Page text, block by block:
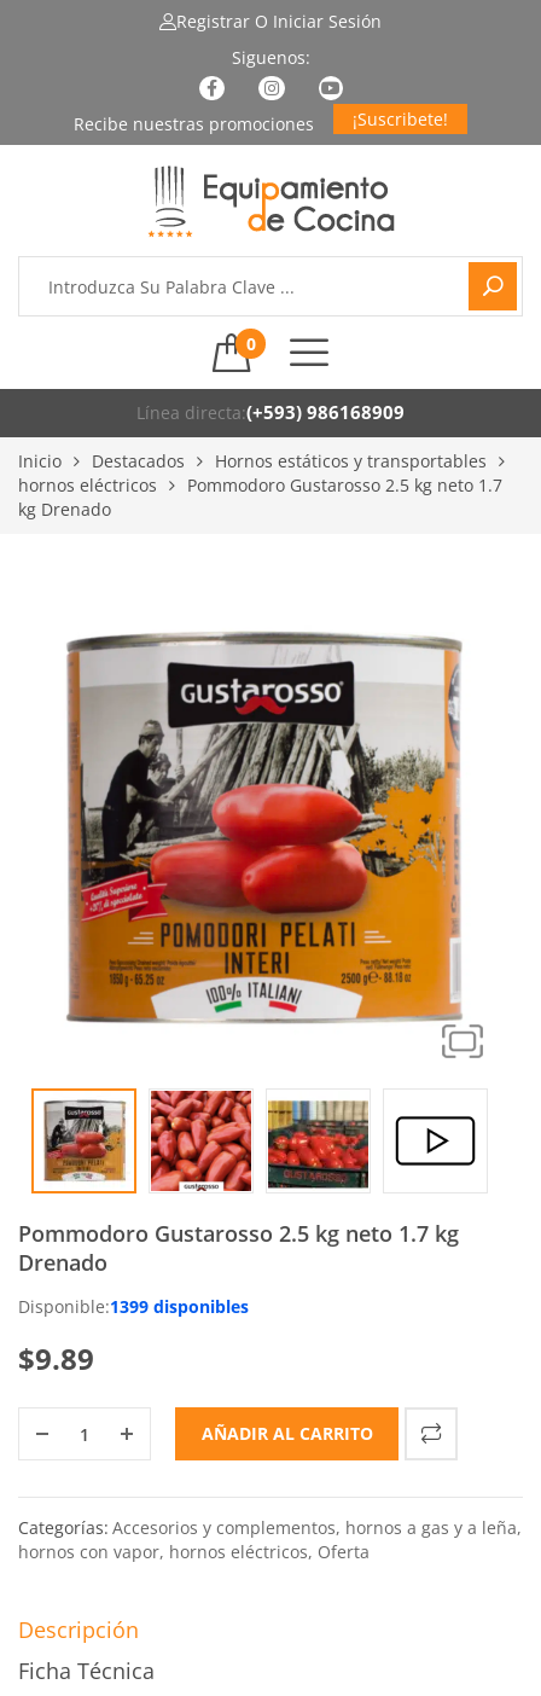
Registrar O Iniciar Sesión
¡Suscribete!
0
Línea directa:(+593) 986168909
Inicio Destacados
Hornos estáticos y transportables
hornos eléctricos
Pommodoro Gustarosso 2.5 kg neto 1.7
kg Drenado
Pommodoro Gustarosso 2.5 kg neto 1.7 kg
Drenado
Disponible:1399 disponibles
$9.89
AÑADIR AL CARRITO
Categorías: Accesorios y complementos, hornos a gas y a leña,
hornos con vapor, hornos eléctricos, Oferta
Descripción
Ficha Técnica